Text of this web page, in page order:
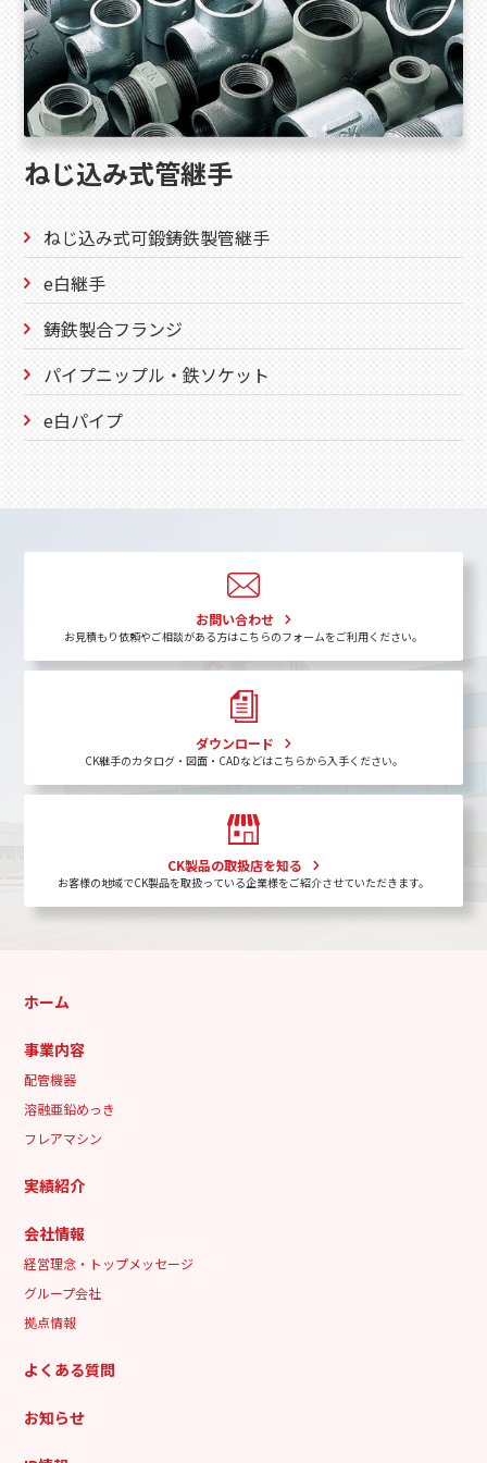
ねじ込み式管継手
ねじ込み式可鍛鋳鉄製管継手
e白継手
鋳鉄製合フランジ
パイプニップル・鉄ソケット
e白パイプ
お問い合わせ
お見積もり依頼やご相談がある方はこちらのフォームをご利用ください。
ダウンロード
CK継手のカタログ・図面・CADなどはこちらから入手ください。
CK製品の取扱店を知る
お客様の地域でCK製品を取扱っている企業様をご紹介させていただきます。
ホーム
事業内容
配管機器
溶融亜鉛めっき
フレアマシン
実績紹介
会社情報
経営理念・トップメッセージ
グループ会社
拠点情報
よくある質問
お知らせ